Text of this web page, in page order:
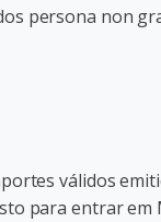
persona non
válidos
para entrar